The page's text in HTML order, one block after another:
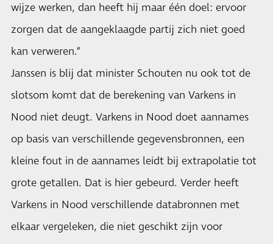
wijze werken, dan heeft hij maar één doel: ervoor
zorgen dat de aangeklaagde partij zich niet goed
kan verweren.”
Janssen is blij dat minister Schouten nu ook tot de
slotsom komt dat de berekening van Varkens in
Nood niet deugt. Varkens in Nood doet aannames
op basis van verschillende gegevensbronnen, een
kleine fout in de aannames leidt bij extrapolatie tot
grote getallen. Dat is hier gebeurd. Verder heeft
Varkens in Nood verschillende databronnen met
elkaar vergeleken, die niet geschikt zijn voor